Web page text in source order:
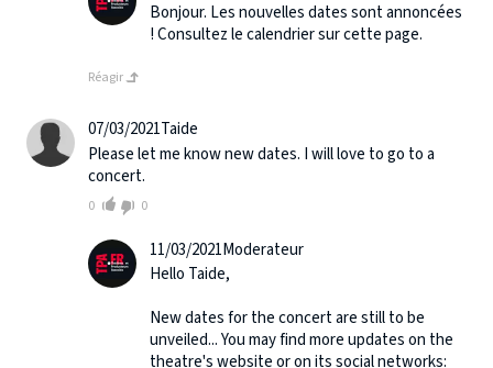
Bonjour. Les nouvelles dates sont annoncées
! Consultez le calendrier sur cette page.
Réagir
07/03/2021Taide
Please let me know new dates. I will love to go to a
concert.
0 0
11/03/2021Moderateur
Hello Taide,
New dates for the concert are still to be
unveiled... You may find more updates on the
theatre's website or on its social networks: